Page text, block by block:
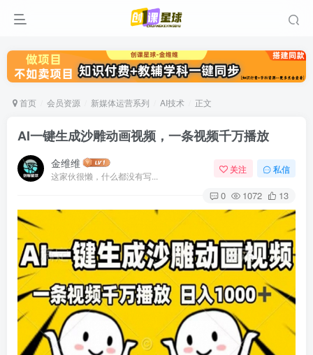
首页 会员资源 新媒体运营系列 AI技术 正文
AI一键生成沙雕动画视频，一条视频千万播放
金维维
这家伙很懒，什么都没有写...
关注 私信
0 1072 13